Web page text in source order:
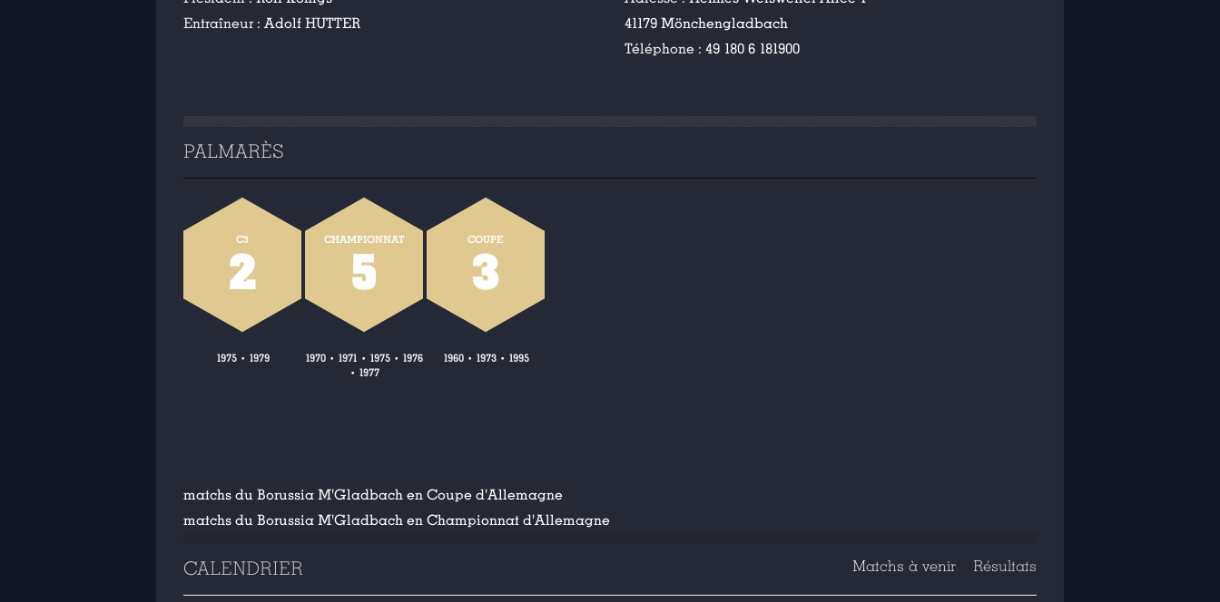
Entraîneur : Adolf HUTTER
41179 Mönchengladbach
Téléphone :49 180 6 181900
PALMARÈS
C3
2
1975• 1979
CHAMPIONNAT
5
1970 • 1971 • 1975 • 1976
• 1977
COUPE
3
1960• 1973• 1995
matchs du Borussia M'Gladbach en Coupe d'Allemagne
matchs du Borussia M'Gladbach en Championnat d'Allemagne
CALENDRIER Matchs à venir Résultats